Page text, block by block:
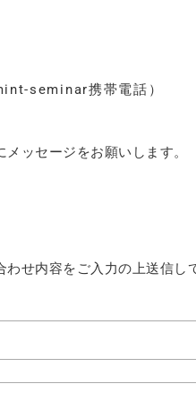
seminar携帯電話）
ッセージをお願いします。
せ内容をご入力の上送信し